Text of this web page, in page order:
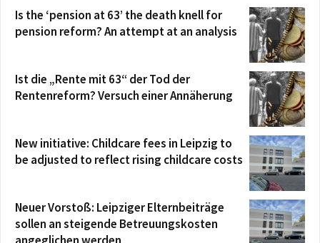
Is the ‘pension at 63’ the death knell for
pension reform? An attempt at an analysis
Ist die „Rente mit 63“ der Tod der
Rentenreform? Versuch einer Annäherung
New initiative: Childcare fees in Leipzig to
be adjusted to reflect rising childcare costs
Neuer Vorstoß: Leipziger Elternbeiträge
sollen an steigende Betreuungskosten